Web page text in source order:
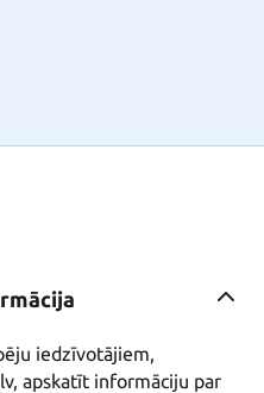
iedzīvotājiem,
apskatīt informāciju par